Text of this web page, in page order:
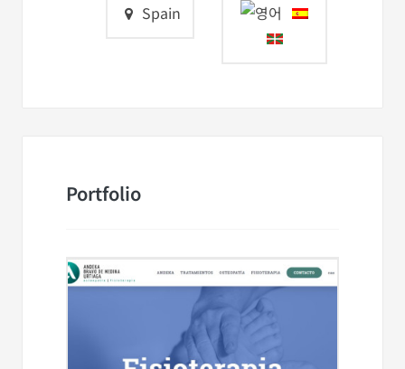
Spain
Portfolio